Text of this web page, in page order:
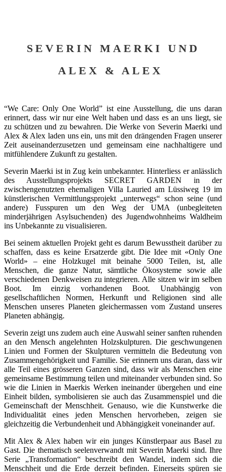
SEVERIN MAERKI UND
ALEX & ALEX
“We Care: Only One World” ist eine Ausstellung, die uns daran
erinnert, dass wir nur eine Welt haben und dass es an uns liegt, sie
zu schützen und zu bewahren. Die Werke von Severin Maerki und
Alex & Alex laden uns ein, uns mit den drängenden Fragen unserer
Zeit auseinanderzusetzen und gemeinsam eine nachhaltigere und
mitfühlendere Zukunft zu gestalten.
Severin Maerki ist in Zug kein unbekannter. Hinterliess er anlässlich
des Ausstellungsprojekts SECRET GARDEN in der
zwischengenutzten ehemaligen Villa Lauried am Lüssiweg 19 im
künstlerischen Vermittlungsprojekt „unterwegs“ schon seine (und
andere) Fusspuren um den Weg der UMA (unbegleiteten
minderjährigen Asylsuchenden) des Jugendwohnheims Waldheim
ins Unbekannte zu visualisieren.
Bei seinem aktuellen Projekt geht es darum Bewusstheit darüber zu
schaffen, dass es keine Ersatzerde gibt. Die Idee mit «Only One
World» – eine Holzkugel mit beinahe 5000 Teilen, ist, alle
Menschen, die ganze Natur, sämtliche Ökosysteme sowie alle
verschiedenen Denkweisen zu integrieren. Alle sitzen wir im selben
Boot. Im einzig vorhandenen Boot. Unabhängig von
gesellschaftlichen Normen, Herkunft und Religionen sind alle
Menschen unseres Planeten gleichermassen vom Zustand unseres
Planeten abhängig.
Severin zeigt uns zudem auch eine Auswahl seiner sanften ruhenden
an den Mensch angelehnten Holzskulpturen. Die geschwungenen
Linien und Formen der Skulpturen vermitteln die Bedeutung von
Zusammengehörigkeit und Familie. Sie erinnern uns daran, dass wir
alle Teil eines grösseren Ganzen sind, dass wir als Menschen eine
gemeinsame Bestimmung teilen und miteinander verbunden sind. So
wie die Linien in Maerkis Werken ineinander übergehen und eine
Einheit bilden, symbolisieren sie auch das Zusammenspiel und die
Gemeinschaft der Menschheit. Genauso, wie die Kunstwerke die
Individualität eines jeden Menschen hervorheben, zeigen sie
gleichzeitig die Verbundenheit und Abhängigkeit voneinander auf.
Mit Alex & Alex haben wir ein junges Künstlerpaar aus Basel zu
Gast. Die thematisch seelenverwandt mit Severin Maerki sind. Ihre
Serie „Transformation“ beschreibt den Wandel, indem sich die
Menschheit und die Erde derzeit befinden. Einerseits spüren sie